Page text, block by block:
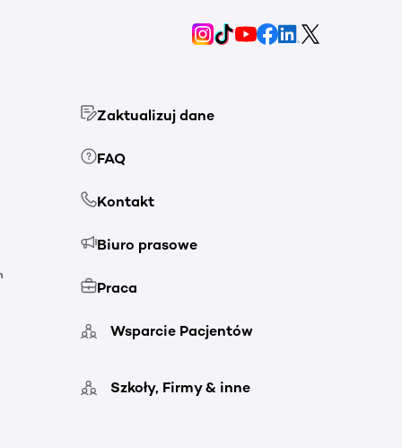
Zaktualizuj dane
FAQ
Kontakt
Biuro prasowe
Praca
Wsparcie Pacjentów
Szkoły, Firmy & inne